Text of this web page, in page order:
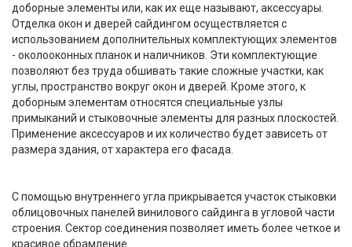
доборные элементы или, как их еще называют, аксессуары.
Отделка окон и дверей сайдингом осуществляется с
использованием дополнительных комплектующих элементов
- околооконных планок и наличников. Эти комплектующие
позволяют без труда обшивать такие сложные участки, как
углы, пространство вокруг окон и дверей. Кроме этого, к
доборным элементам относятся специальные узлы
примыканий и стыковочные элементы для разных плоскостей.
Применение аксессуаров и их количество будет зависеть от
размера здания, от характера его фасада.
С помощью внутреннего угла прикрывается участок стыковки
облицовочных панелей винилового сайдинга в угловой части
строения. Сектор соединения позволяет иметь более четкое и
красивое обрамление.